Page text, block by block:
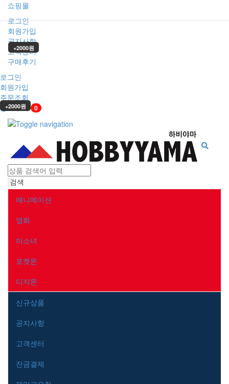
쇼핑몰
로그인
회원가입
+2000원
공지사항
고객센터
구매후기
로그인
회원가입
+2000원
주문조회
장바구니
0
검색
애니메이션
영화
미소녀
포켓몬
디지몬
신규상품
공지사항
고객센터
잔금결제